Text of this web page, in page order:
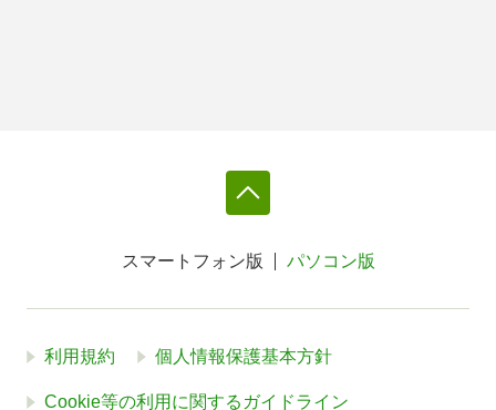
スマートフォン版 パソコン版
利用規約 個人情報保護基本方針
Cookie等の利用に関するガイドライン